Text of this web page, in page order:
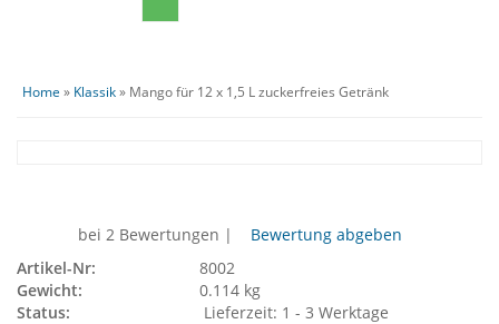
Home » Klassik» Mango für 12 x 1,5 L zuckerfreies Getränk
bei 2 Bewertungen |
Bewertung abgeben
Artikel-Nr:
8002
Gewicht:
0.114 kg
Status:
Lieferzeit: 1 - 3 Werktage